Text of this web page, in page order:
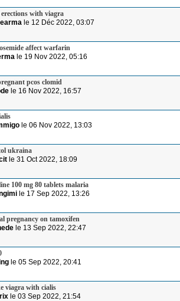
with viagra
le 12 Déc 2022, 03:07
affect warfarin
le 19 Nov 2022, 05:16
pcos clomid
le 16 Nov 2022, 16:57
le 06 Nov 2022, 13:03
ukraina
le 31 Oct 2022, 18:09
100 mg 80 tablets malaria
le 17 Sep 2022, 13:26
pregnancy on tamoxifen
le 13 Sep 2022, 22:47
le 05 Sep 2022, 20:41
viagra with cialis
le 03 Sep 2022, 21:54